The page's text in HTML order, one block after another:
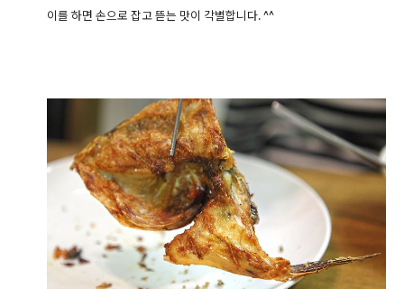
이를 하면 손으로 잡고 뜯는 맛이 각별합니다. ^^